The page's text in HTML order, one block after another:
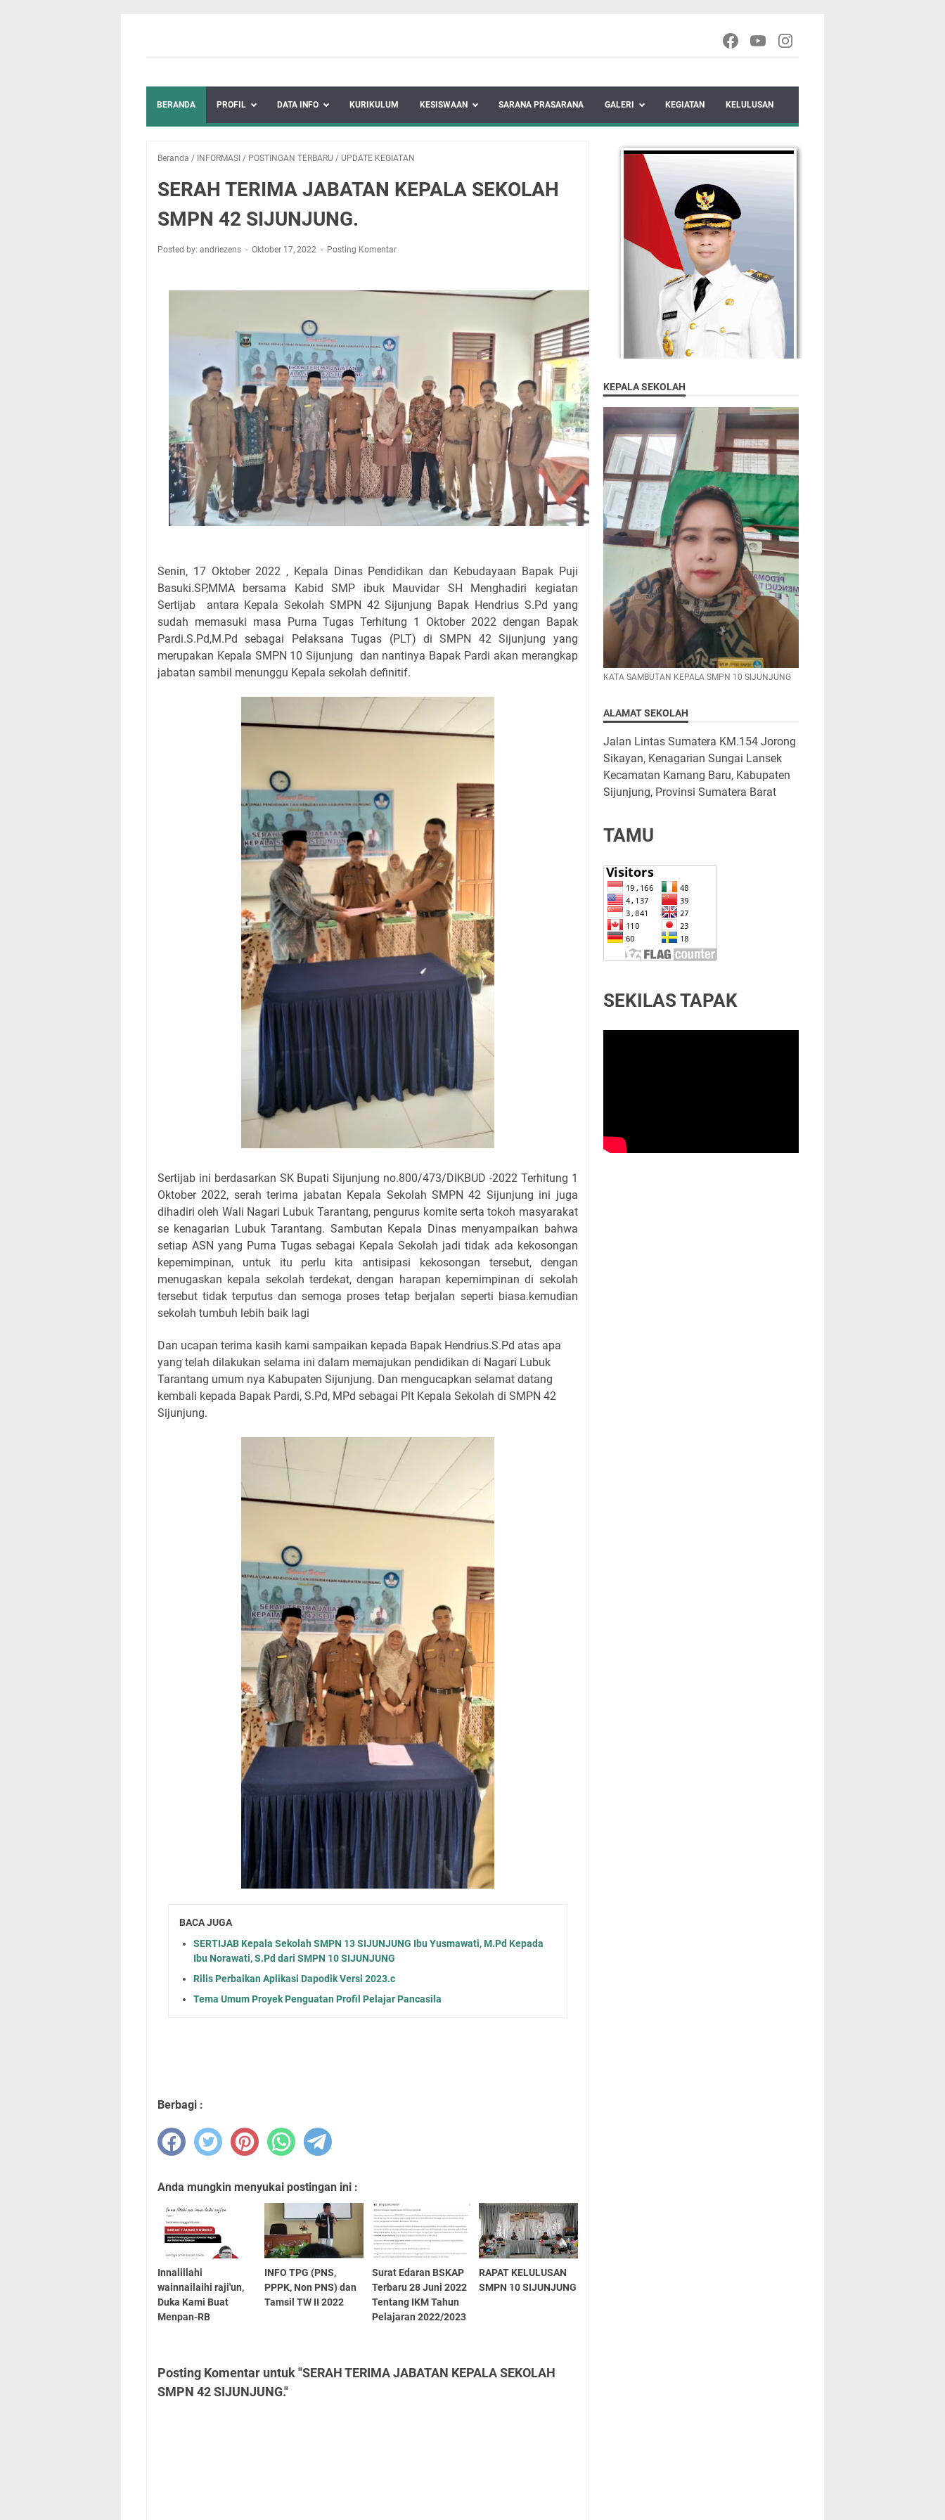
BERANDA PROFIL DATA INFO KURIKULUM KESISWAAN SARANA PRASARANA GALERI KEGIATAN KELULUSAN
Beranda / INFORMASI / POSTINGAN TERBARU / UPDATE KEGIATAN
SERAH TERIMA JABATAN KEPALA SEKOLAH
SMPN 42 SIJUNJUNG.
Posted by: andriezens Oktober 17, 2022 Posting Komentar
Senin, 17 Oktober 2022 , Kepala Dinas Pendidikan dan Kebudayaan Bapak Puji
Basuki.SP,MMA bersama Kabid SMP ibuk Mauvidar SH Menghadiri kegiatan
Sertijab antara Kepala Sekolah SMPN 42 Sijunjung Bapak Hendrius S.Pd yang
sudah memasuki masa Purna Tugas Terhitung 1 Oktober 2022 dengan Bapak
Pardi.S.Pd,M.Pd sebagai Pelaksana Tugas (PLT) di SMPN 42 Sijunjung yang
merupakan Kepala SMPN 10 Sijunjung dan nantinya Bapak Pardi akan merangkap
jabatan sambil menunggu Kepala sekolah definitif.
Sertijab ini berdasarkan SK Bupati Sijunjung no.800/473/DIKBUD -2022 Terhitung 1
Oktober 2022, serah terima jabatan Kepala Sekolah SMPN 42 Sijunjung ini juga
dihadiri oleh Wali Nagari Lubuk Tarantang, pengurus komite serta tokoh masyarakat
se kenagarian Lubuk Tarantang. Sambutan Kepala Dinas menyampaikan bahwa
setiap ASN yang Purna Tugas sebagai Kepala Sekolah jadi tidak ada kekosongan
kepemimpinan, untuk itu perlu kita antisipasi kekosongan tersebut, dengan
menugaskan kepala sekolah terdekat, dengan harapan kepemimpinan di sekolah
tersebut tidak terputus dan semoga proses tetap berjalan seperti biasa.kemudian
sekolah tumbuh lebih baik lagi
Dan ucapan terima kasih kami sampaikan kepada Bapak Hendrius.S.Pd atas apa
yang telah dilakukan selama ini dalam memajukan pendidikan di Nagari Lubuk
Tarantang umum nya Kabupaten Sijunjung. Dan mengucapkan selamat datang
kembali kepada Bapak Pardi, S.Pd, MPd sebagai Plt Kepala Sekolah di SMPN 42
Sijunjung.
BACA JUGA
SERTIJAB Kepala Sekolah SMPN 13 SIJUNJUNG Ibu Yusmawati, M.Pd Kepada
Ibu Norawati, S.Pd dari SMPN 10 SIJUNJUNG
Rilis Perbaikan Aplikasi Dapodik Versi 2023.c
Tema Umum Proyek Penguatan Profil Pelajar Pancasila
Berbagi :
Anda mungkin menyukai postingan ini :
Innalillahi
wainnailaihi raji'un,
Duka Kami Buat
Menpan-RB
INFO TPG (PNS,
PPPK, Non PNS) dan
Tamsil TW II 2022
Surat Edaran BSKAP
Terbaru 28 Juni 2022
Tentang IKM Tahun
Pelajaran 2022/2023
RAPAT KELULUSAN
SMPN 10 SIJUNJUNG
Posting Komentar untuk "SERAH TERIMA JABATAN KEPALA SEKOLAH
SMPN 42 SIJUNJUNG."
KEPALA SEKOLAH
KATA SAMBUTAN KEPALA SMPN 10 SIJUNJUNG
ALAMAT SEKOLAH
Jalan Lintas Sumatera KM.154 Jorong
Sikayan, Kenagarian Sungai Lansek
Kecamatan Kamang Baru, Kabupaten
Sijunjung, Provinsi Sumatera Barat
TAMU
SEKILAS TAPAK